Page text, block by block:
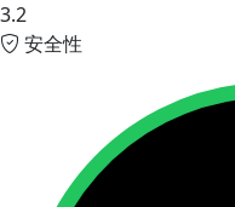
3.2
安全性